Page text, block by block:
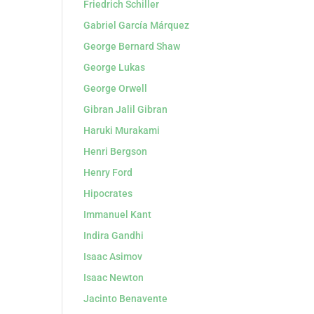
Friedrich Schiller
Gabriel García Márquez
George Bernard Shaw
George Lukas
George Orwell
Gibran Jalil Gibran
Haruki Murakami
Henri Bergson
Henry Ford
Hipocrates
Immanuel Kant
Indira Gandhi
Isaac Asimov
Isaac Newton
Jacinto Benavente